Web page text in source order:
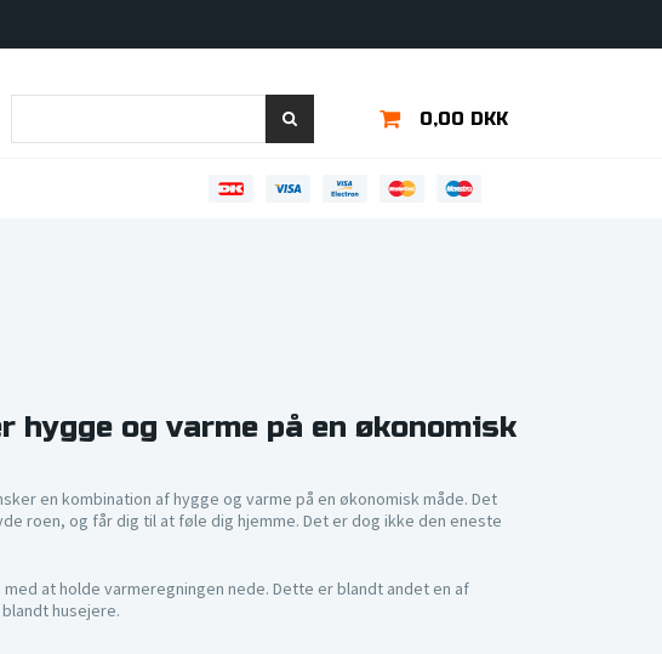
0,00 DKK
og varme på en økonomisk
en kombination af hygge og varme på en økonomisk måde. Det
roen, og får dig til at føle dig hjemme. Det er dog ikke den eneste
at holde varmeregningen nede. Dette er blandt andet en af
husejere.